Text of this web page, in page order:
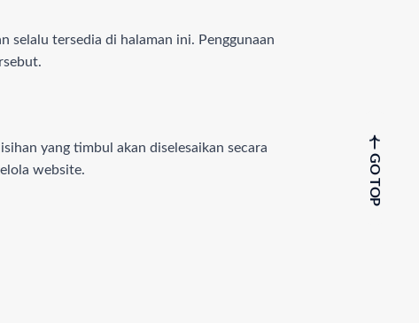
selalu tersedia di halaman ini. Penggunaan
yang timbul akan diselesaikan secara
website.
GO TOP